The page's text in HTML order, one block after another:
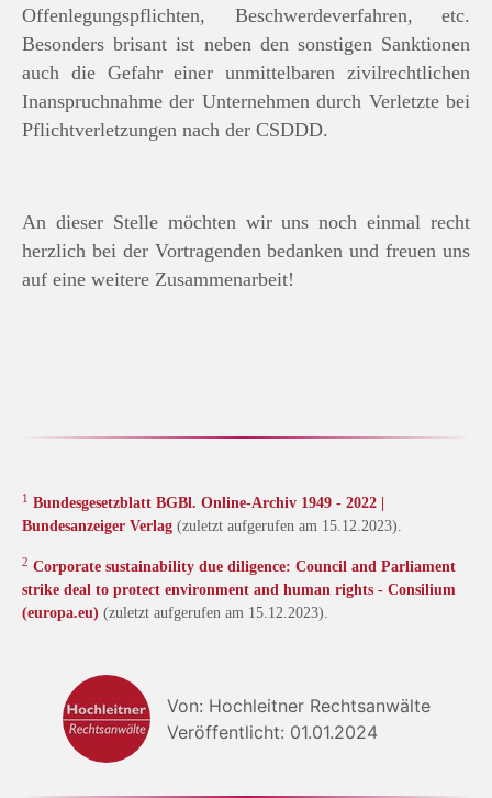
Offenlegungspflichten, Beschwerdeverfahren, etc.
Besonders brisant ist neben den sonstigen Sanktionen
auch die Gefahr einer unmittelbaren zivilrechtlichen
Inanspruchnahme der Unternehmen durch Verletzte bei
Pflichtverletzungen nach der CSDDD.
An dieser Stelle möchten wir uns noch einmal recht
herzlich bei der Vortragenden bedanken und freuen uns
auf eine weitere Zusammenarbeit!
1 Bundesgesetzblatt BGBl. Online-Archiv 1949 - 2022 |
Bundesanzeiger Verlag (zuletzt aufgerufen am 15.12.2023).
2 Corporate sustainability due diligence: Council and Parliament
strike deal to protect environment and human rights - Consilium
(europa.eu) (zuletzt aufgerufen am 15.12.2023).
Von: Hochleitner Rechtsanwälte
Veröffentlicht: 01.01.2024